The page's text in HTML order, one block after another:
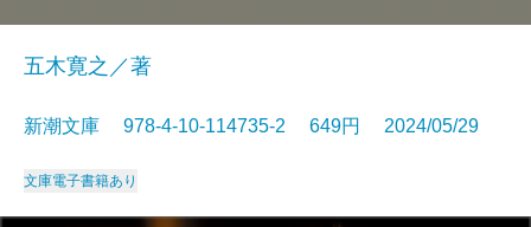
五木寛之／著
新潮文庫 978-4-10-114735-2 649円 2024/05/29
文庫電子書籍あり